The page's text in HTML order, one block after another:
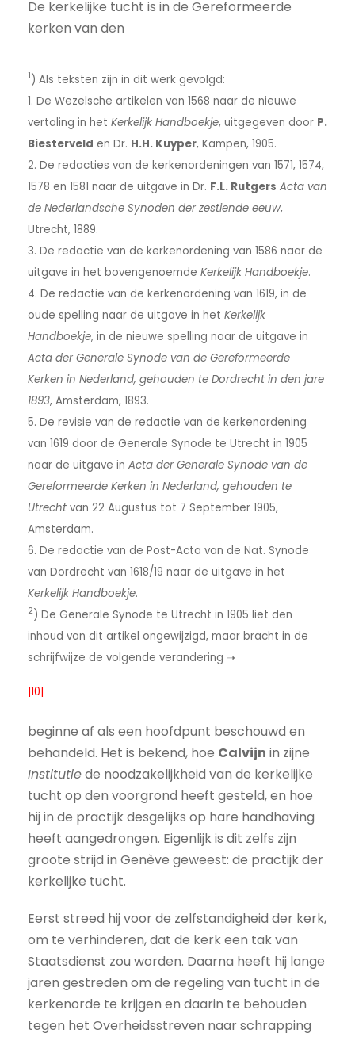
De kerkelijke tucht is in de Gereformeerde
kerken van den
1) Als teksten zijn in dit werk gevolgd:
1. De Wezelsche artikelen van 1568 naar de nieuwe
vertaling in het Kerkelijk Handboekje, uitgegeven door P.
Biesterveld en Dr. H.H. Kuyper, Kampen, 1905.
2. De redacties van de kerkenordeningen van 1571, 1574,
1578 en 1581 naar de uitgave in Dr. F.L. Rutgers Acta van
de Nederlandsche Synoden der zestiende eeuw,
Utrecht, 1889.
3. De redactie van de kerkenordening van 1586 naar de
uitgave in het bovengenoemde Kerkelijk Handboekje.
4. De redactie van de kerkenordening van 1619, in de
oude spelling naar de uitgave in het Kerkelijk
Handboekje, in de nieuwe spelling naar de uitgave in
Acta der Generale Synode van de Gereformeerde
Kerken in Nederland, gehouden te Dordrecht in den jare
1893, Amsterdam, 1893.
5. De revisie van de redactie van de kerkenordening
van 1619 door de Generale Synode te Utrecht in 1905
naar de uitgave in Acta der Generale Synode van de
Gereformeerde Kerken in Nederland, gehouden te
Utrecht van 22 Augustus tot 7 September 1905,
Amsterdam.
6. De redactie van de Post-Acta van de Nat. Synode
van Dordrecht van 1618/19 naar de uitgave in het
Kerkelijk Handboekje.
2) De Generale Synode te Utrecht in 1905 liet den
inhoud van dit artikel ongewijzigd, maar bracht in de
schrijfwijze de volgende verandering ➝
|10|
beginne af als een hoofdpunt beschouwd en
behandeld. Het is bekend, hoe Calvijn in zijne
Institutiede noodzakelijkheid van de kerkelijke
tucht op den voorgrond heeft gesteld, en hoe
hij in de practijk desgelijks op hare handhaving
heeft aangedrongen. Eigenlijk is dit zelfs zijn
groote strijd in Genève geweest: de practijk der
kerkelijke tucht.
Eerst streed hij voor de zelfstandigheid der kerk,
om te verhinderen, dat de kerk een tak van
Staatsdienst zou worden. Daarna heeft hij lange
jaren gestreden om de regeling van tucht in de
kerkenorde te krijgen en daarin te behouden
tegen het Overheidsstreven naar schrapping